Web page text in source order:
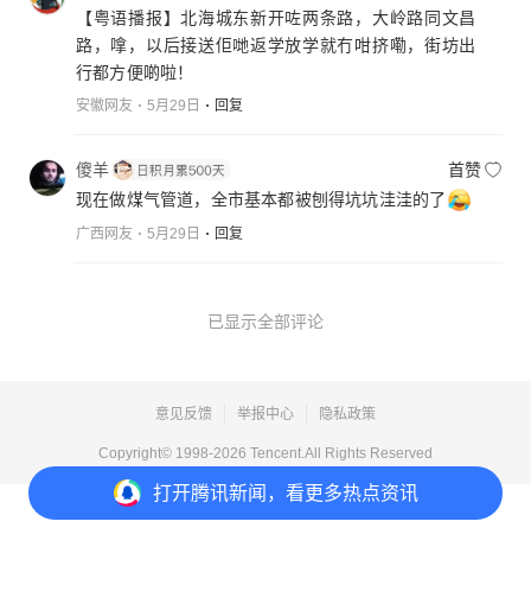
打开腾讯新闻，看更多热点资讯
【粤语播报】北海城东新开咗两条路，大岭路同文昌
路，嗱，以后接送佢哋返学放学就冇咁挤嘞，街坊出
行都方便啲啦！
安徽网友 5月29日 回复
傻羊
首赞
现在做煤气管道，全市基本都被刨得坑坑洼洼的了
广西网友 5月29日 回复
已显示全部评论
意见反馈 举报中心 隐私政策
Copyright© 1998-2026 Tencent.All Rights Reserved